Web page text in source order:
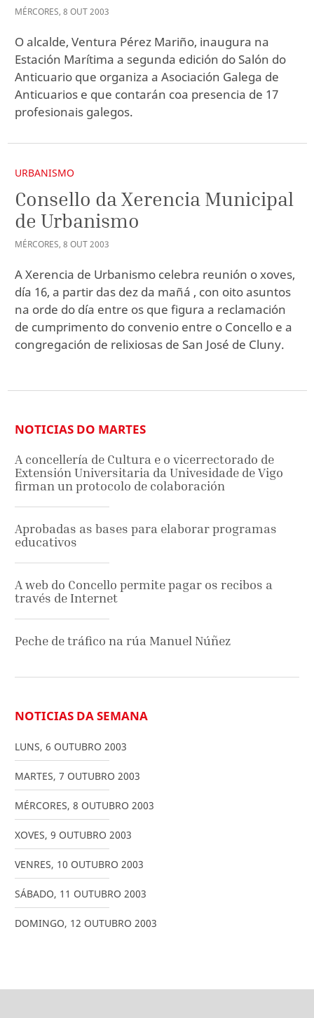
MÉRCORES, 8 OUT2003
O alcalde, Ventura Pérez Mariño, inaugura na
Estación Marítima a segunda edición do Salón do
Anticuario que organiza a Asociación Galega de
Anticuarios e que contarán coa presencia de 17
profesionais galegos.
URBANISMO
Consello da Xerencia Municipal
de Urbanismo
MÉRCORES, 8 OUT2003
A Xerencia de Urbanismo celebra reunión o xoves,
día 16, a partir das dez da mañá , con oito asuntos
na orde do día entre os que figura a reclamación
de cumprimento do convenio entre o Concello e a
congregación de relixiosas de San José de Cluny.
NOTICIAS DO MARTES
A concellería de Cultura e o vicerrectorado de
Extensión Universitaria da Univesidade de Vigo
firman un protocolo de colaboración
Aprobadas as bases para elaborar programas
educativos
A web do Concello permite pagar os recibos a
través de Internet
Peche de tráfico na rúa Manuel Núñez
NOTICIAS DA SEMANA
LUNS, 6 OUTUBRO 2003
MARTES, 7 OUTUBRO 2003
MÉRCORES, 8 OUTUBRO 2003
XOVES, 9 OUTUBRO 2003
VENRES, 10 OUTUBRO 2003
SÁBADO, 11 OUTUBRO 2003
DOMINGO, 12 OUTUBRO 2003